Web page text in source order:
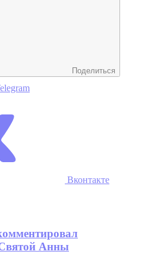
Поделиться
Вконтакте
Анны